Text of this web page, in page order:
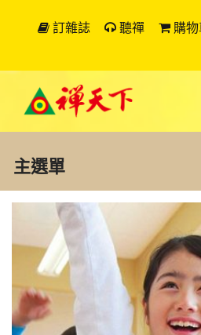
訂雜誌 聽禪 購物
主選單